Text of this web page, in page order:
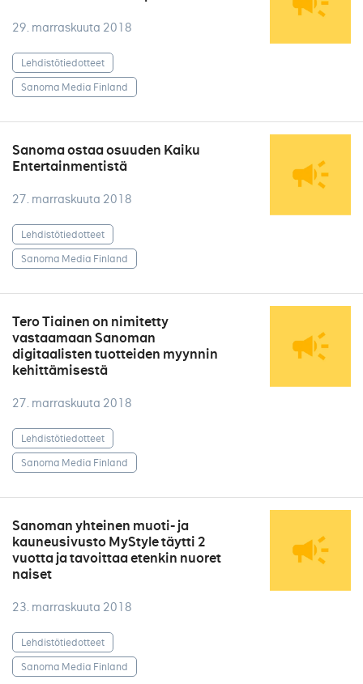
29. marraskuuta 2018
Lehdistötiedotteet
Sanoma Media Finland
Sanoma ostaa osuuden Kaiku
Entertainmentistä
27. marraskuuta 2018
Lehdistötiedotteet
Sanoma Media Finland
Tero Tiainen on nimitetty
vastaamaan Sanoman
digitaalisten tuotteiden myynnin
kehittämisestä
27. marraskuuta 2018
Lehdistötiedotteet
Sanoma Media Finland
Sanoman yhteinen muoti- ja
kauneusivusto MyStyle täytti 2
vuotta ja tavoittaa etenkin nuoret
naiset
23. marraskuuta 2018
Lehdistötiedotteet
Sanoma Media Finland